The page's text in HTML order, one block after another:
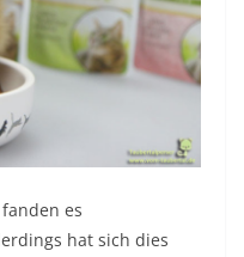
es
hat sich dies